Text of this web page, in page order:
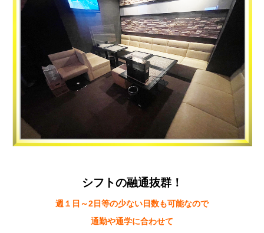
シフトの融通抜群！
週１日～2日等の少ない日数も可能なので
通勤や通学に合わせて